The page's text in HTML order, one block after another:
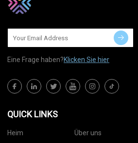
Eine Frage haben?Klicken Sie hier
QUICK LINKS
Heim Über uns